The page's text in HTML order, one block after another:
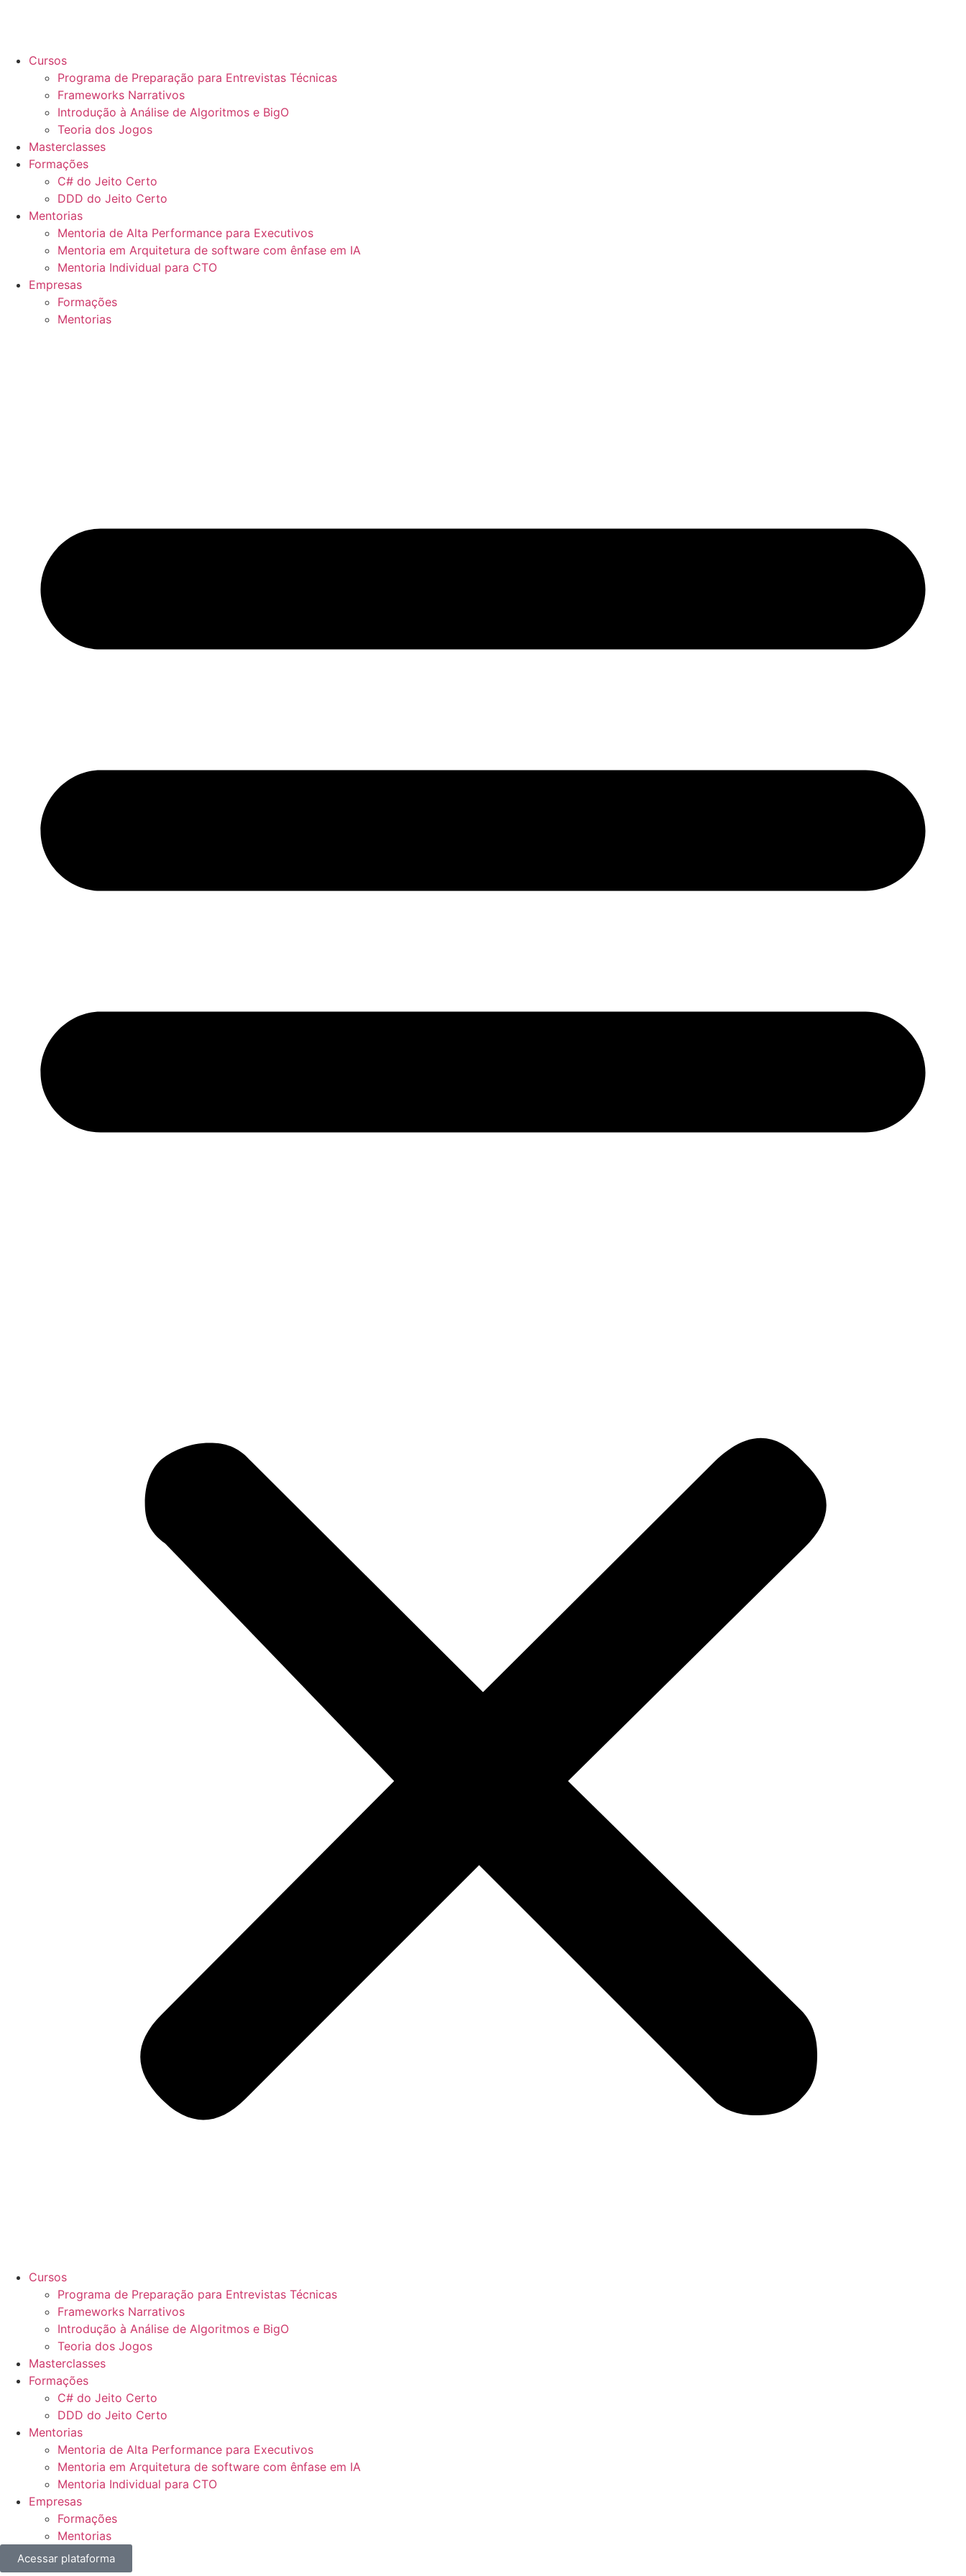
Cursos
Programa de Preparação para Entrevistas Técnicas
Frameworks Narrativos
Introdução à Análise de Algoritmos e BigO
Teoria dos Jogos
Masterclasses
Formações
C# do Jeito Certo
DDD do Jeito Certo
Mentorias
Mentoria de Alta Performance para Executivos
Mentoria em Arquitetura de software com ênfase em IA
Mentoria Individual para CTO
Empresas
Formações
Mentorias
Cursos
Programa de Preparação para Entrevistas Técnicas
Frameworks Narrativos
Introdução à Análise de Algoritmos e BigO
Teoria dos Jogos
Masterclasses
Formações
C# do Jeito Certo
DDD do Jeito Certo
Mentorias
Mentoria de Alta Performance para Executivos
Mentoria em Arquitetura de software com ênfase em IA
Mentoria Individual para CTO
Empresas
Formações
Mentorias
Acessar plataforma